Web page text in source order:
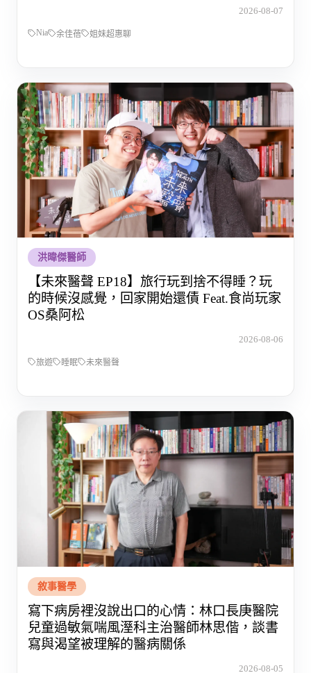
2026-08-07
Nia 余佳蓓 姐妹超惠聊
洪暐傑醫師
【未來醫聲 EP18】旅行玩到捨不得睡？玩
的時候沒感覺，回家開始還債 Feat.食尚玩家
OS桑阿松
2026-08-06
旅遊 睡眠 未來醫聲
敘事醫學
寫下病房裡沒說出口的心情：林口長庚醫院
兒童過敏氣喘風溼科主治醫師林思偕，談書
寫與渴望被理解的醫病關係
2026-08-05